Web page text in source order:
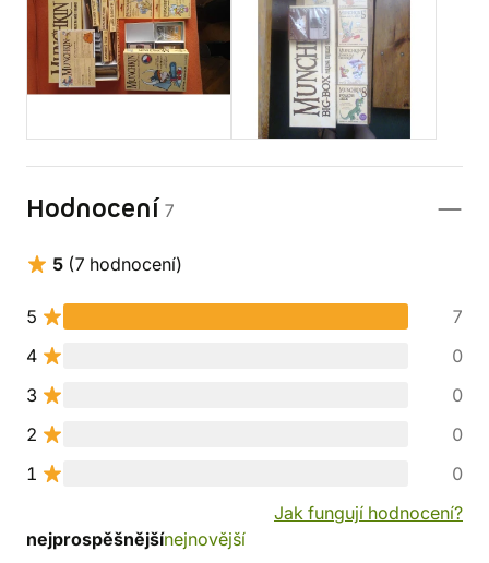
Hodnocení 7
5 (7 hodnocení)
5
7
4
0
3
0
2
0
1
0
Jak fungují hodnocení?
nejprospěšnějšínejnovější